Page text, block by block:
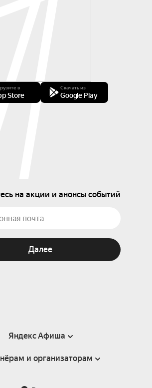
в
Store
Скачать из
Google Play
на акции и анонсы событий
Далее
Яндекс Афиша
Справка
и организаторам